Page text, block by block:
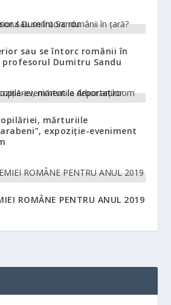
sau se întorc românii în
Dumitru Sandu
mărturiile
expoziție-eveniment
ROMÂNE PENTRU ANUL 2019